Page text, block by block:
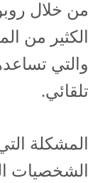
من خلال
الكثير من
والتي
تلقائي.
المشكلة
الشخصيات